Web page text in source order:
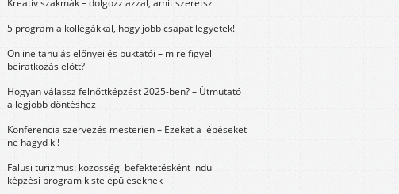
Kreatív szakmák – dolgozz azzal, amit szeretsz
5 program a kollégákkal, hogy jobb csapat legyetek!
Online tanulás előnyei és buktatói – mire figyelj
beiratkozás előtt?
Hogyan válassz felnőttképzést 2025-ben? – Útmutató
a legjobb döntéshez
Konferencia szervezés mesterien – Ezeket a lépéseket
ne hagyd ki!
Falusi turizmus: közösségi befektetésként indul
képzési program kistelepüléseknek